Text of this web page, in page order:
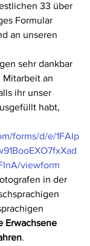
33 über
Formular
an unseren
sehr dankbar
an
ihr unser
habt,
forms/d/e/1FAIp
viewform
in der
Erwachsene
.